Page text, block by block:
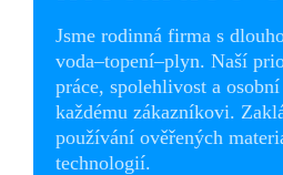
Jsme rodinná firma s
voda–topení–plyn. Naší
práce, spolehlivost a
každému zákazníkovi.
používání ověřených
technologií.